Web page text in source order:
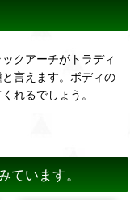
クアーチがトラディ
言えます。ボディの
れるでしょう。
ています。